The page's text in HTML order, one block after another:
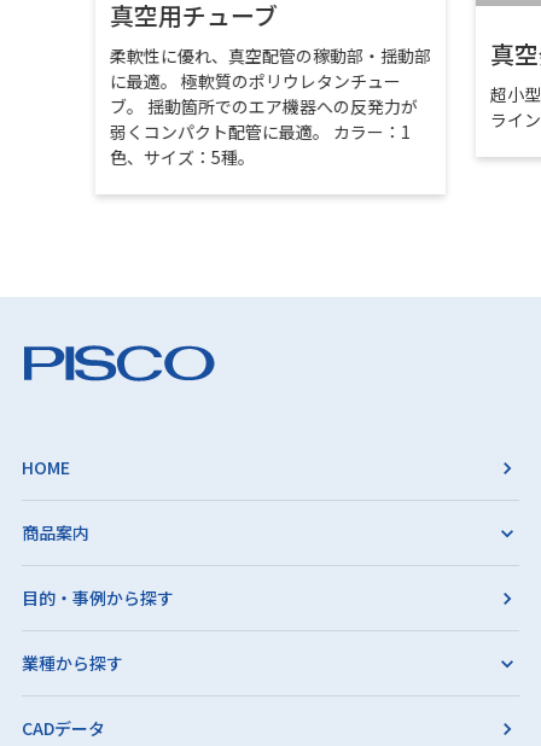
真空用チューブ
柔軟性に優れ、真空配管の稼動部・揺動部
に最適。 極軟質のポリウレタンチュー
ブ。 揺動箇所でのエア機器への反発力が
弱くコンパクト配管に最適。 カラー：1
色、サイズ：5種。
真
超小
ライ
HOME
商品案内
目的・事例から探す
業種から探す
CADデータ